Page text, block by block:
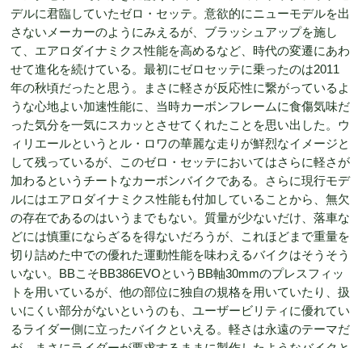
デルに君臨していたゼロ・セッテ。意欲的にニューモデルを出
さないメーカーのようにみえるが、ブラッシュアップを施し
て、エアロダイナミクス性能を高めるなど、時代の変遷にあわ
せて進化を続けている。最初にゼロセッテに乗ったのは2011
年の秋頃だったと思う。まさに軽さが反応性に繋がっているよ
うな心地よい加速性能に、当時カーボンフレームに食傷気味だ
った気分を一気にスカッとさせてくれたことを思い出した。ウ
ィリエールというとル・ロワの華麗な走りが鮮烈なイメージと
して残っているが、このゼロ・セッテにおいてはさらに軽さが
加わるというチートなカーボンバイクである。さらに現行モデ
ルにはエアロダイナミクス性能も付加していることから、無欠
の存在であるのはいうまでもない。質量が少ないだけ、落車な
どには慎重にならざるを得ないだろうが、これほどまで重量を
切り詰めた中での優れた運動性能を味わえるバイクはそうそう
いない。BBこそBB386EVOというBB軸30mmのプレスフィッ
トを用いているが、他の部位に独自の規格を用いていたり、扱
いにくい部分がないというのも、ユーザービリティに優れてい
るライダー側に立ったバイクといえる。軽さは永遠のテーマだ